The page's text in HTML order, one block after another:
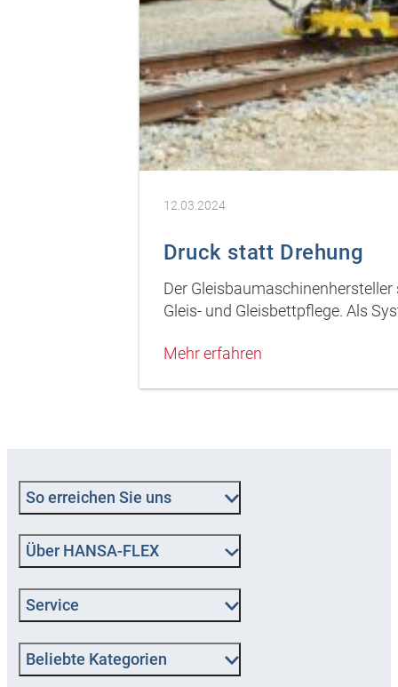
12.03.2024
Druck statt Drehung
Der
Gleis- und Gleisbettpflege. Als
Mehr erfahren
So erreichen Sie uns
Über HANSA‑FLEX
Service
Beliebte Kategorien